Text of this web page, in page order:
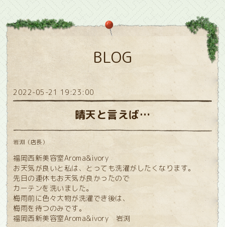
BLOG
2022-05-21 19:23:00
晴天と言えば…
岩淵（店長）
福岡西新美容室Aroma&ivory
お天気が良いと私は、とっても洗濯がしたくなります。
先日の連休もお天気が良かったので
カーテンを洗いました。
梅雨前に色々大物が洗濯でき後は、
梅雨を待つのみです。
福岡西新美容室Aroma&ivory 岩渕